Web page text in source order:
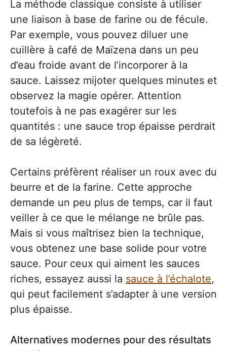
La méthode classique consiste à utiliser
une liaison à base de farine ou de fécule.
Par exemple, vous pouvez diluer une
cuillère à café de Maïzena dans un peu
d’eau froide avant de l’incorporer à la
sauce. Laissez mijoter quelques minutes et
observez la magie opérer. Attention
toutefois à ne pas exagérer sur les
quantités : une sauce trop épaisse perdrait
de sa légèreté.
Certains préfèrent réaliser un roux avec du
beurre et de la farine. Cette approche
demande un peu plus de temps, car il faut
veiller à ce que le mélange ne brûle pas.
Mais si vous maîtrisez bien la technique,
vous obtenez une base solide pour votre
sauce. Pour ceux qui aiment les sauces
riches, essayez aussi la sauce à l’échalote,
qui peut facilement s’adapter à une version
plus épaisse.
Alternatives modernes pour des résultats